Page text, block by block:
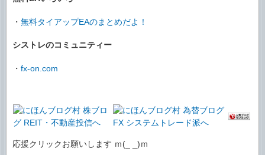
・ 無料タイアップEAのまとめだよ！
シストレのコミュニティー
・ fx-on.com
応援クリックお願いします ｍ(_ _)ｍ